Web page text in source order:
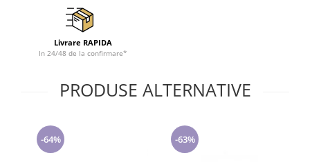
WINTER Collection
Halate si pijamale Family
Incaltaminte
Pijamale de copii
Cadouri ocazii speciale
Tricouri de craciun
Livrare RAPIDA
In 24/48 de la confirmare*
PRODUSE ALTERNATIVE
-64% -63%